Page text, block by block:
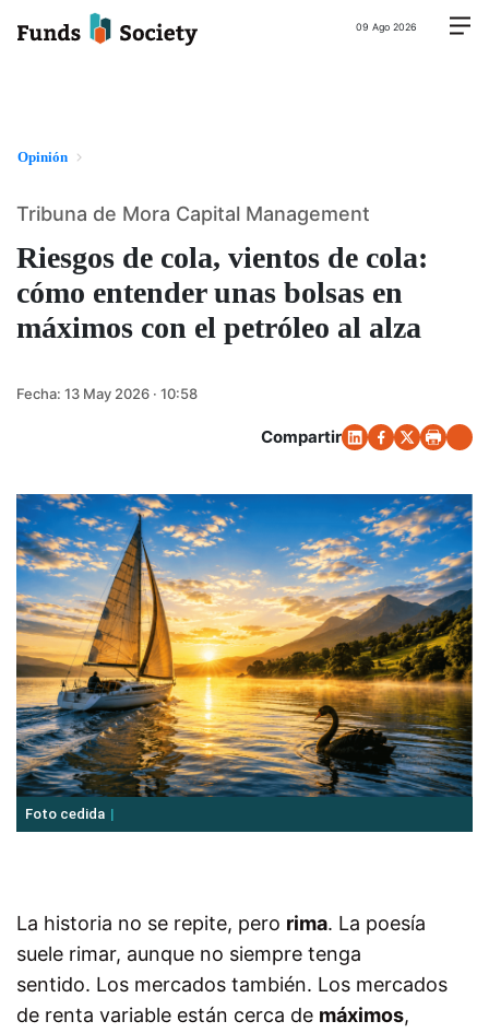
09 Ago 2026
Opinión
Riesgos de cola, vientos de cola:
cómo entender unas bolsas en
máximos con el petróleo al alza
Tribuna de Mora Capital Management
Fecha: 13 May 2026 · 10:58
Compartir
Foto cedida
La historia no se repite, pero rima. La poesía
suele rimar, aunque no siempre tenga
sentido. Los mercados también. Los mercados
de renta variable están cerca de máximos,